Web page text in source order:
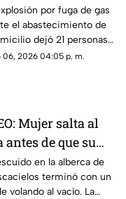
Cuernavaca: 21
por fuga de gas
el abastecimiento de
dejó 21 personas
y daños en viviendas y
06, 2026 04:05 p. m.
Mujer salta al
antes de que su
vuele al vacío
rascacielos
en la alberca de
terminó con un
volando al vacío. La